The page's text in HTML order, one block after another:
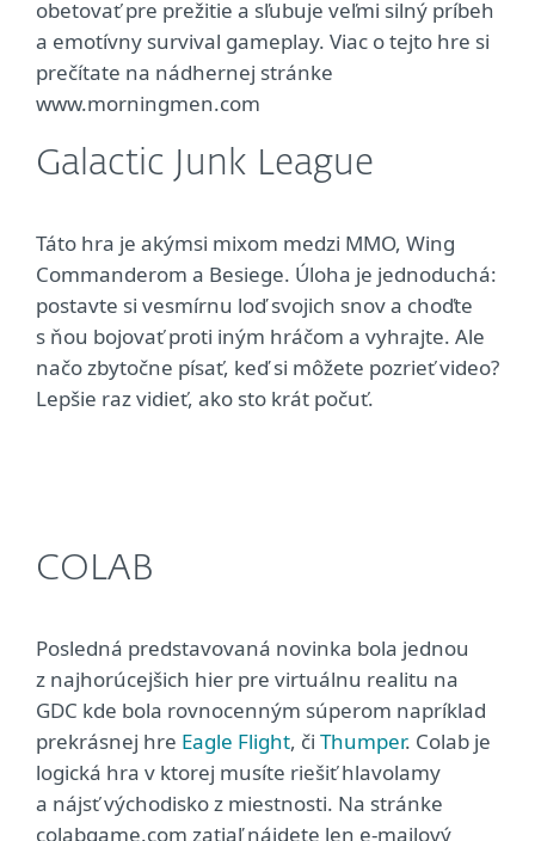
obetovať pre prežitie a sľubuje veľmi silný príbeh
a emotívny survival gameplay. Viac o tejto hre si
prečítate na nádhernej stránke
www.morningmen.com
Galactic Junk League
Táto hra je akýmsi mixom medzi MMO, Wing
Commanderom a Besiege. Úloha je jednoduchá:
postavte si vesmírnu loď svojich snov a choďte
s ňou bojovať proti iným hráčom a vyhrajte. Ale
načo zbytočne písať, keď si môžete pozrieť video?
Lepšie raz vidieť, ako sto krát počuť.
COLAB
Posledná predstavovaná novinka bola jednou
z najhorúcejšich hier pre virtuálnu realitu na
GDC kde bola rovnocenným súperom napríklad
prekrásnej hre Eagle Flight, či Thumper. Colab je
logická hra v ktorej musíte riešiť hlavolamy
a nájsť východisko z miestnosti. Na stránke
colabgame.com zatiaľ nájdete len e-mailový